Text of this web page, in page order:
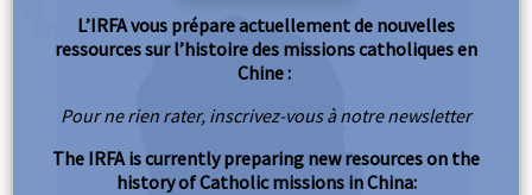
L’IRFA vous prépare actuellement de nouvelles
ressources sur l’histoire des missions catholiques en
Chine :
Pour ne rien rater, inscrivez-vous à notre newsletter
The IRFA is currently preparing new resources on the
history of Catholic missions in China: